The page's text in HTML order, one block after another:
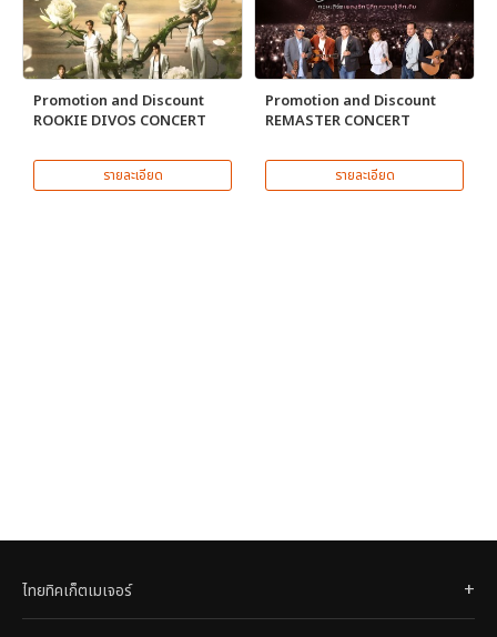
Promotion and Discount
ROOKIE DIVOS CONCERT
รายละเอียด
Promotion and Discount
REMASTER CONCERT
รายละเอียด
ไทยทิคเก็ตเมเจอร์